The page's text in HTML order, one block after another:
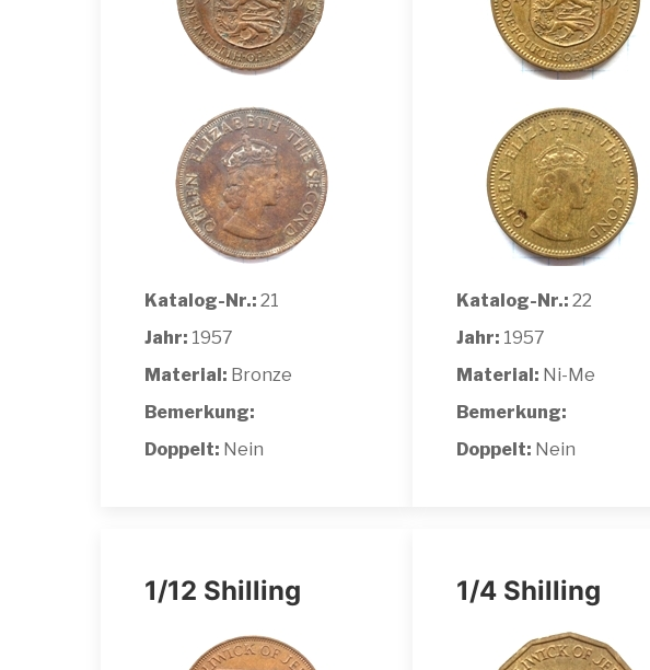
Katalog-Nr.: 21
Jahr: 1957
Material: Bronze
Bemerkung:
Doppelt: Nein
Katalog-Nr.: 22
Jahr: 1957
Material: Ni-Me
Bemerkung:
Doppelt: Nein
1/12 Shilling 1/4 Shilling